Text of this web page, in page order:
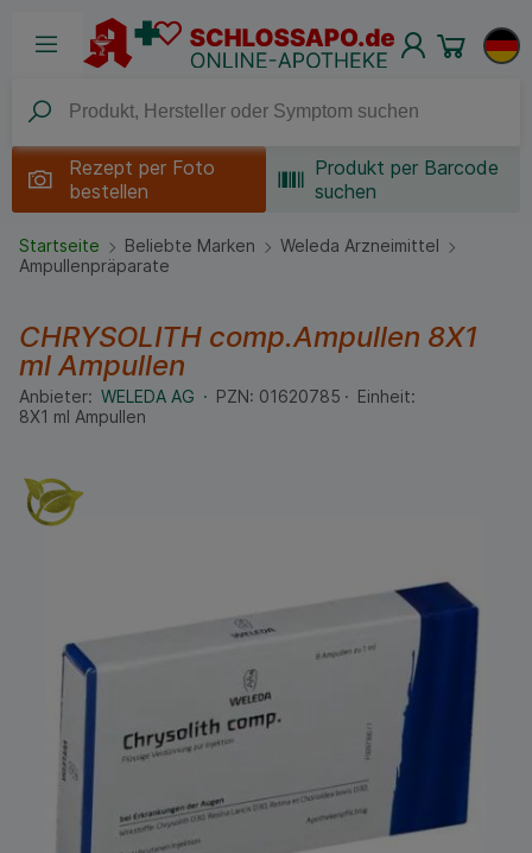
Rezept per Foto
bestellen
Produkt per Barcode
suchen
Startseite Beliebte Marken
Weleda Arzneimittel
Ampullenpräparate
CHRYSOLITH comp.Ampullen 8X1
mlAmpullen
Anbieter: WELEDA AG PZN: 01620785
Einheit:
8X1 ml Ampullen